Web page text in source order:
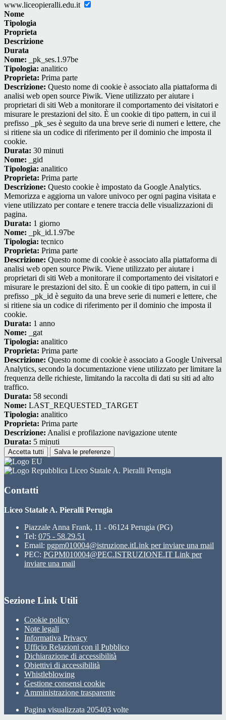
www.liceopieralli.edu.it
Nome
Tipologia
Proprieta
Descrizione
Durata
Nome: _pk_ses.1.97be
Tipologia: analitico
Proprieta: Prima parte
Descrizione: Questo nome di cookie è associato alla piattaforma di
analisi web open source Piwik. Viene utilizzato per aiutare i
proprietari di siti Web a monitorare il comportamento dei visitatori e
misurare le prestazioni del sito. È un cookie di tipo pattern, in cui il
prefisso _pk_ses è seguito da una breve serie di numeri e lettere, che
si ritiene sia un codice di riferimento per il dominio che imposta il
cookie.
Durata: 30 minuti
Nome: _gid
Tipologia: analitico
Proprieta: Prima parte
Descrizione: Questo cookie è impostato da Google Analytics.
Memorizza e aggiorna un valore univoco per ogni pagina visitata e
viene utilizzato per contare e tenere traccia delle visualizzazioni di
pagina.
Durata: 1 giorno
Nome: _pk_id.1.97be
Tipologia: tecnico
Proprieta: Prima parte
Descrizione: Questo nome di cookie è associato alla piattaforma di
analisi web open source Piwik. Viene utilizzato per aiutare i
proprietari di siti Web a monitorare il comportamento dei visitatori e
misurare le prestazioni del sito. È un cookie di tipo pattern, in cui il
prefisso _pk_id è seguito da una breve serie di numeri e lettere, che
si ritiene sia un codice di riferimento per il dominio che imposta il
cookie.
Durata: 1 anno
Nome: _gat
Tipologia: analitico
Proprieta: Prima parte
Descrizione: Questo nome di cookie è associato a Google Universal
Analytics, secondo la documentazione viene utilizzato per limitare la
frequenza delle richieste, limitando la raccolta di dati su siti ad alto
traffico.
Durata: 58 secondi
Nome: LAST_REQUESTED_TARGET
Tipologia: analitico
Proprieta: Prima parte
Descrizione: Analisi e profilazione navigazione utente
Durata: 5 minuti
Accetta tutti Salva le preferenze
Liceo Statale A. Pieralli Perugia
Contatti
Liceo Statale A. Pieralli Perugia
Piazzale Anna Frank, 11 - 06124 Perugia (PG)
Tel: 075 - 58.29.51
Email: pgpm010004@istruzione.itLink per inviare una mail
PEC: PGPM010004@PEC.ISTRUZIONE.IT Link per
inviare una mail
Sezione Link Utili
Cookie policy
Note legali
Informativa Privacy
Ufficio Relazioni con il Pubblico
Dichiarazione di accessibilità
Obiettivi di accessibilità
Whistleblowing
Gestione consensi cookie
Amministrazione trasparente
Pagina visualizzata 205403 volte